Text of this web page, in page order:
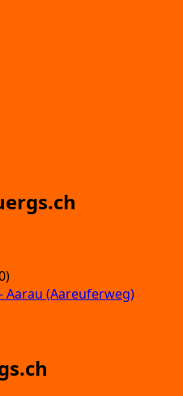
Aarau (Aareuferweg)